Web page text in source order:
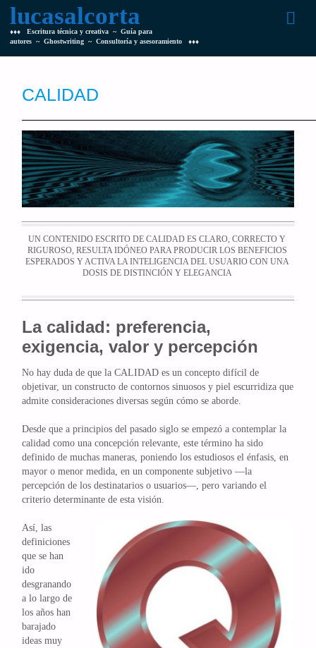
lucasalcorta
♦♦♦ Escritura técnica y creativa ~ Guía para
autores ~ Ghostwriting ~ Consultoría y asesoramiento ♦♦♦
CALIDAD
UN CONTENIDO ESCRITO DE CALIDAD ES CLARO, CORRECTO Y
RIGUROSO, RESULTA IDÓNEO PARA PRODUCIR LOS BENEFICIOS
ESPERADOS Y ACTIVA LA INTELIGENCIA DEL USUARIO CON UNA
DOSIS DE DISTINCIÓN Y ELEGANCIA
La calidad: preferencia,
exigencia, valor y percepción
No hay duda de que la CALIDAD es un concepto difícil de
objetivar, un constructo de contornos sinuosos y piel escurridiza que
admite consideraciones diversas según cómo se aborde.
Desde que a principios del pasado siglo se empezó a contemplar la
calidad como una concepción relevante, este término ha sido
definido de muchas maneras, poniendo los estudiosos el énfasis, en
mayor o menor medida, en un componente subjetivo —la
percepción de los destinatarios o usuarios—, pero variando el
criterio determinante de esta visión.
Así, las
definiciones
que se han
ido
desgranando
a lo largo de
los años han
barajado
ideas muy